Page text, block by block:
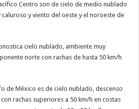
Centro son de cielo de medio nublado
y viento del oeste y el noroeste de
cielo nublado, ambiente muy
norte con rachas de hasta 50 km/h
de México es de cielo nublado, descenso
rachas superiores a 50 km/h en costas